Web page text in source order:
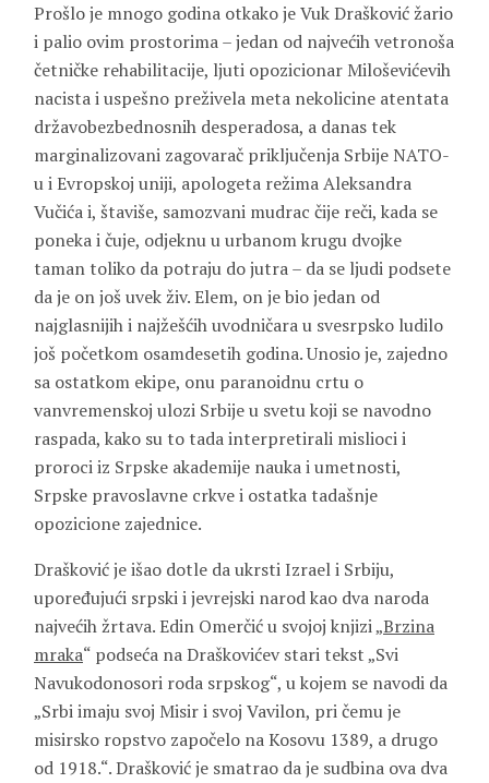
Prošlo je mnogo godina otkako je Vuk Drašković žario
i palio ovim prostorima – jedan od najvećih vetronoša
četničke rehabilitacije, ljuti opozicionar Miloševićevih
nacista i uspešno preživela meta nekolicine atentata
državobezbednosnih desperadosa, a danas tek
marginalizovani zagovarač priključenja Srbije NATO-
u i Evropskoj uniji, apologeta režima Aleksandra
Vučića i, štaviše, samozvani mudrac čije reči, kada se
poneka i čuje, odjeknu u urbanom krugu dvojke
taman toliko da potraju do jutra – da se ljudi podsete
da je on još uvek živ. Elem, on je bio jedan od
najglasnijih i najžešćih uvodničara u svesrpsko ludilo
još početkom osamdesetih godina. Unosio je, zajedno
sa ostatkom ekipe, onu paranoidnu crtu o
vanvremenskoj ulozi Srbije u svetu koji se navodno
raspada, kako su to tada interpretirali mislioci i
proroci iz Srpske akademije nauka i umetnosti,
Srpske pravoslavne crkve i ostatka tadašnje
opozicione zajednice.
Drašković je išao dotle da ukrsti Izrael i Srbiju,
upoređujući srpski i jevrejski narod kao dva naroda
najvećih žrtava. Edin Omerčić u svojoj knjizi „Brzina
mraka“ podseća na Draškovićev stari tekst „Svi
Navukodonosori roda srpskog“, u kojem se navodi da
„Srbi imaju svoj Misir i svoj Vavilon, pri čemu je
misirsko ropstvo započelo na Kosovu 1389, a drugo
od 1918.“. Drašković je smatrao da je sudbina ova dva